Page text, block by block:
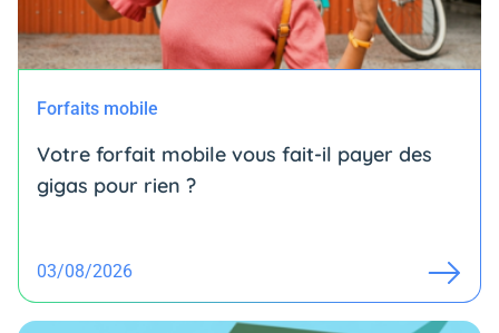
Forfaits mobile
Votre forfait mobile vous fait-il payer des
gigas pour rien ?
03/08/2026